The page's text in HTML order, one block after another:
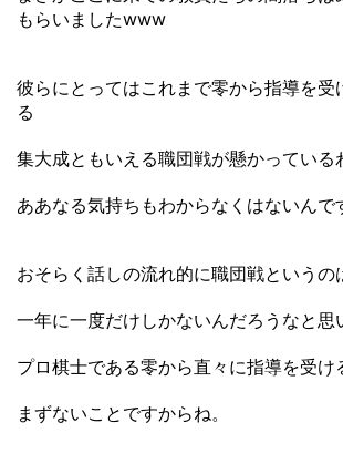
もらいましたwww
彼らにとってはこれまで零から指導を受
る
集大成ともいえる職団戦が懸かっている
ああなる気持ちもわからなくはないんで
おそらく話しの流れ的に職団戦というの
一年に一度だけしかないんだろうなと思
プロ棋士である零から直々に指導を受け
まずないことですからね。